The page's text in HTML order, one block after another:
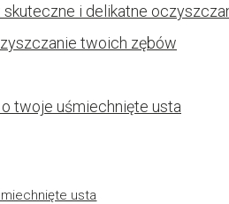
i delikatne
twoich zębów
twoje uśmiechnięte usta
usta